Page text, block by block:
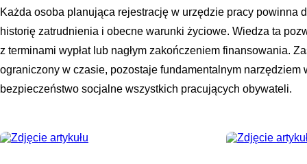
Każda osoba planująca rejestrację w urzędzie pracy powinna
historię zatrudnienia i obecne warunki życiowe. Wiedza ta
z terminami wypłat lub nagłym zakończeniem finansowania.
ograniczony w czasie, pozostaje fundamentalnym
bezpieczeństwo socjalne wszystkich pracujących obywateli.